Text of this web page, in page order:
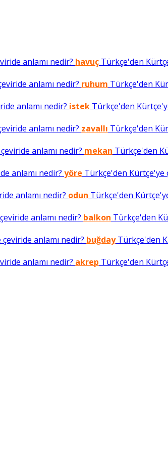
anlamı nedir? havuç Türkçe'den
anlamı nedir? ruhum Türkçe'den
anlamı nedir? istek Türkçe'den
anlamı nedir? zavallı Türkçe'den
anlamı nedir? mekan Türkçe'den
anlamı nedir? yöre Türkçe'den Kürtçe'ye
anlamı nedir? odun Türkçe'den
anlamı nedir? balkon Türkçe'den
anlamı nedir? buğdayTürkçe'den
anlamı nedir? akrep Türkçe'den